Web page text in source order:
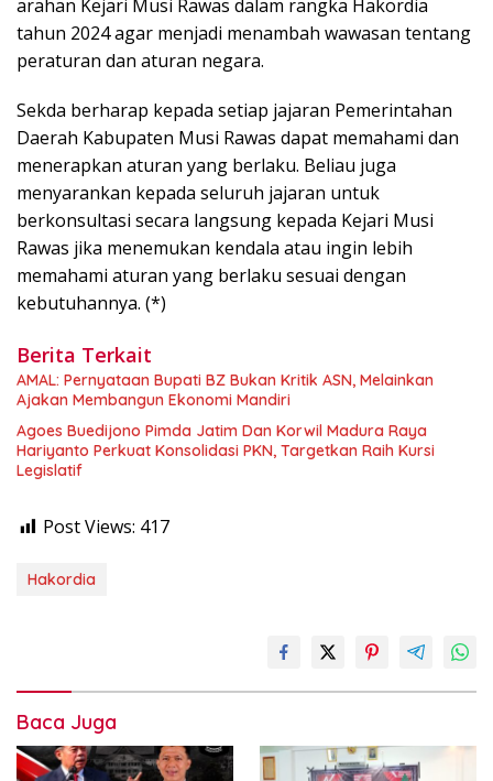
arahan Kejari Musi Rawas dalam rangka Hakordia
tahun 2024 agar menjadi menambah wawasan tentang
peraturan dan aturan negara.
Sekda berharap kepada setiap jajaran Pemerintahan
Daerah Kabupaten Musi Rawas dapat memahami dan
menerapkan aturan yang berlaku. Beliau juga
menyarankan kepada seluruh jajaran untuk
berkonsultasi secara langsung kepada Kejari Musi
Rawas jika menemukan kendala atau ingin lebih
memahami aturan yang berlaku sesuai dengan
kebutuhannya. (*)
Berita Terkait
AMAL: Pernyataan Bupati BZ Bukan Kritik ASN, Melainkan
Ajakan Membangun Ekonomi Mandiri
Agoes Buedijono Pimda Jatim Dan Korwil Madura Raya
Hariyanto Perkuat Konsolidasi PKN, Targetkan Raih Kursi
Legislatif
Post Views: 417
Hakordia
Baca Juga